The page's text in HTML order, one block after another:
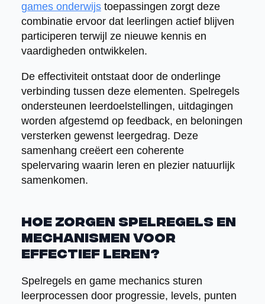
games onderwijstoepassingen zorgt deze
combinatie ervoor dat leerlingen actief blijven
participeren terwijl ze nieuwe kennis en
vaardigheden ontwikkelen.
De effectiviteit ontstaat door de onderlinge
verbinding tussen deze elementen. Spelregels
ondersteunen leerdoelstellingen, uitdagingen
worden afgestemd op feedback, en beloningen
versterken gewenst leergedrag. Deze
samenhang creëert een coherente
spelervaring waarin leren en plezier natuurlijk
samenkomen.
Hoe zorgen spelregels en
mechanismen voor
effectief leren?
Spelregels en game mechanics sturen
leerprocessen door progressie, levels, punten